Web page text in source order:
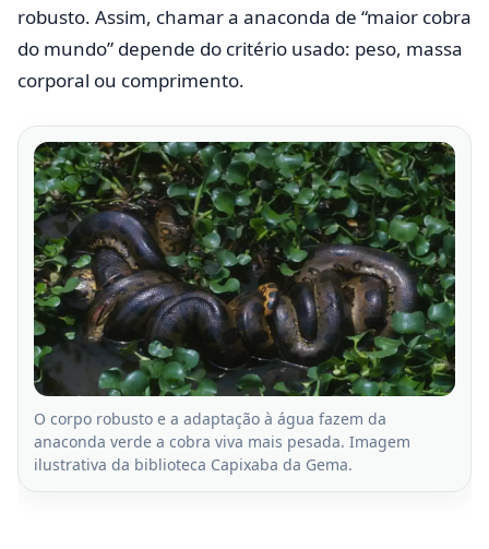
robusto. Assim, chamar a anaconda de “maior cobra
do mundo” depende do critério usado: peso, massa
corporal ou comprimento.
O corpo robusto e a adaptação à água fazem da
anaconda verde a cobra viva mais pesada. Imagem
ilustrativa da biblioteca Capixaba da Gema.